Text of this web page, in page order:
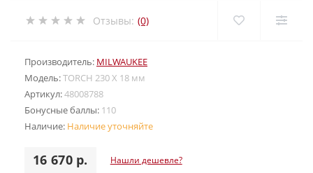
Отзывы: (0)
Производитель: MILWAUKEE
Модель:TORCH 230 X 18 мм
Артикул:48008788
Бонусные баллы: 110
Наличие: Наличие уточняйте
16 670 р. Нашли дешевле?